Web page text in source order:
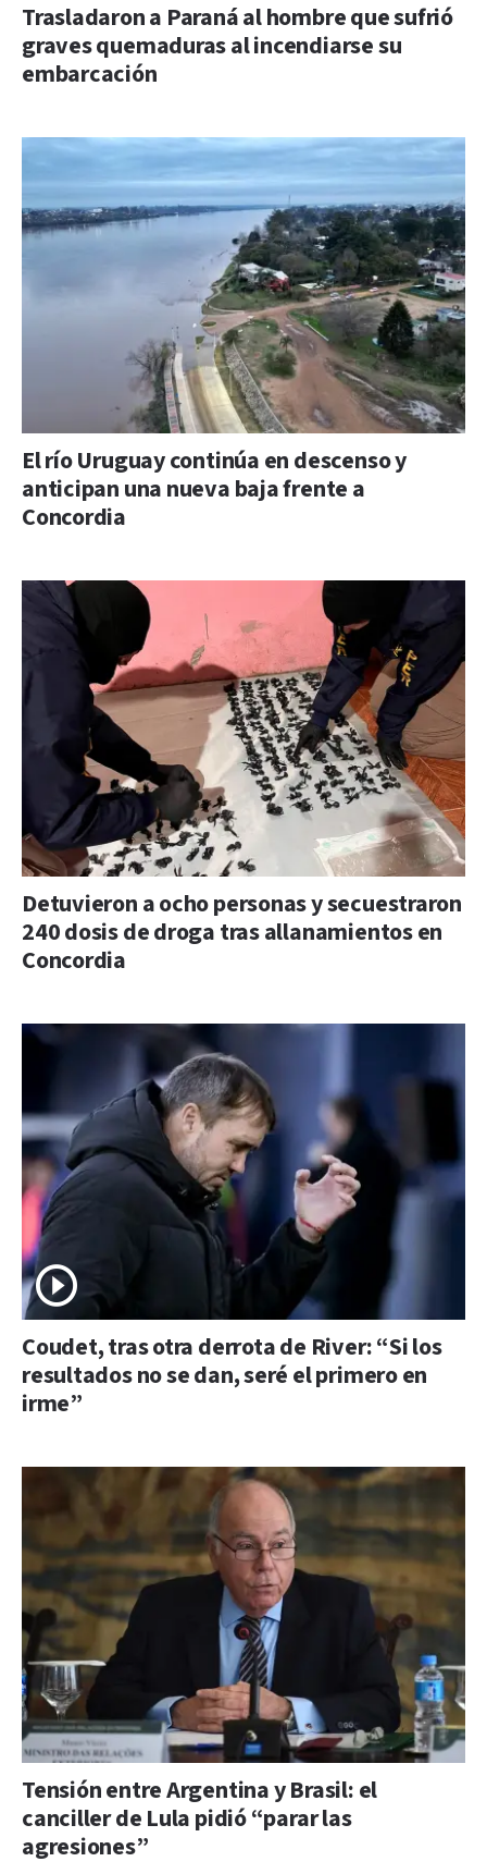
Trasladaron a Paraná al hombre que sufrió
graves quemaduras al incendiarse su
embarcación
El río Uruguay continúa en descenso y
anticipan una nueva baja frente a
Concordia
Detuvieron a ocho personas y secuestraron
240 dosis de droga tras allanamientos en
Concordia
Coudet, tras otra derrota de River: “Si los
resultados no se dan, seré el primero en
irme”
Tensión entre Argentina y Brasil: el
canciller de Lula pidió “parar las
agresiones”